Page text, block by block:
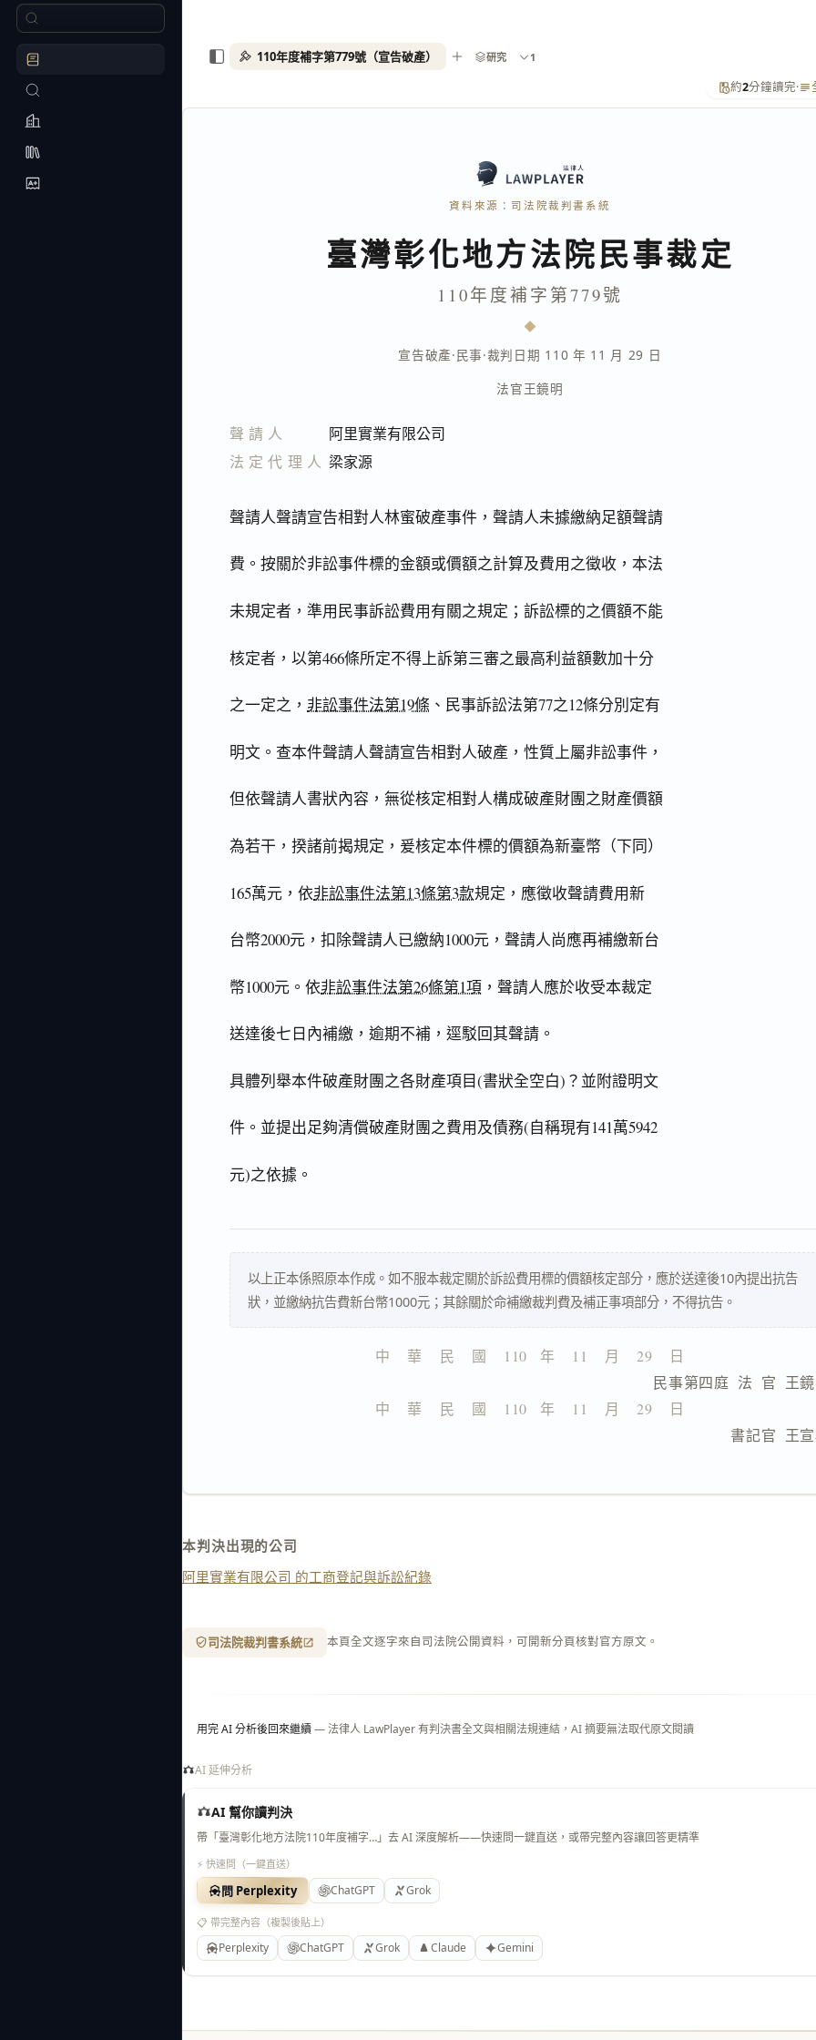
約2分鐘讀完·
資料來源：司法院裁判書系統
臺灣彰化地方法院民事裁定
110年度補字第779號
宣告破產·民事·裁判日期 110 年 11 月 29 日
法官王鏡明
聲請人
阿里實業有限公司
法定代理人 梁家源
聲請人聲請宣告相對人林蜜破產事件，聲請人未據繳納足額聲請
費。按關於非訟事件標的金額或價額之計算及費用之徵收，本法
未規定者，準用民事訴訟費用有關之規定；訴訟標的之價額不能
核定者，以第466條所定不得上訴第三審之最高利益額數加十分
之一定之， 非訟事件法第19條 、民事訴訟法第77之12條分別定有
明文。查本件聲請人聲請宣告相對人破產，性質上屬非訟事件，
但依聲請人書狀內容，無從核定相對人構成破產財團之財產價額
為若干，揆諸前揭規定，爰核定本件標的價額為新臺幣（下同）
165萬元，依非訟事件法第13條第3款規定，應徵收聲請費用新
台幣2000元，扣除聲請人已繳納1000元，聲請人尚應再補繳新台
幣1000元。依非訟事件法第26條第1項 ，聲請人應於收受本裁定
送達後七日內補繳，逾期不補，逕駁回其聲請。
具體列舉本件破產財團之各財產項目(書狀全空白)？並附證明文
件。並提出足夠清償破產財團之費用及債務(自稱現有141萬5942
元)之依據。
以上正本係照原本作成。如不服本裁定關於訴訟費用標的價額核定部分，應於送達後10內提出抗告
狀，並繳納抗告費新台幣1000元；其餘關於命補繳裁判費及補正事項部分，不得抗告。
中    華    民    國    110   年    11    月    29    日
民事第四庭  法  官  王
中    華    民    國    110   年    11    月    29    日
書記官  王
本判決出現的公司
阿里實業有限公司 的工商登記與訴訟紀錄
司法院裁判書系統 本頁全文逐字來自司法院公開資料，可開新分頁核對官方原文。
用完 AI 分析後回來繼續— 法律人 LawPlayer 有判決書全文與相關法規連結，AI 摘要無法取代原文閱讀
AI 延伸分析
AI 幫你讀判決
帶「臺灣彰化地方法院110年度補字…」去 AI 深度解析——快速問一鍵直送，或帶完整內容讓回答更精準
⚡ 快速問（一鍵直送）
問 Perplexity ChatGPT Grok
📋 帶完整內容（複製後貼上）
Perplexity ChatGPT Grok Claude Gemini
110年度補字第779號（宣告破產） 研究 1